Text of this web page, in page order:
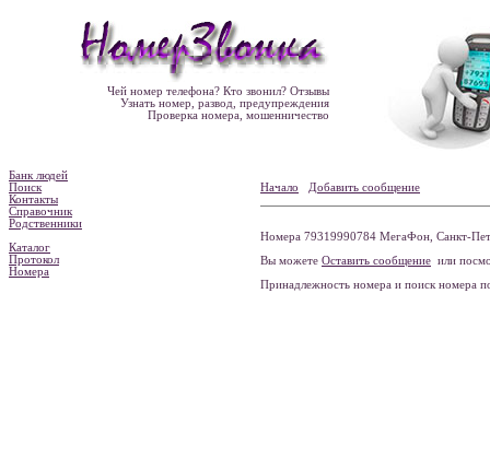
Чей номер телефона? Кто звонил? Отзывы
Узнать номер, развод, предупреждения
Проверка номера, мошенничество
Банк людей
Поиск
Контакты
Справочник
Родственники
Каталог
Протокол
Номера
Начало Добавить сообщение
Номера 79319990784 МегаФон, Санкт-
Вы можете Оставить сообщение или
Принадлежность номера и поиск номера